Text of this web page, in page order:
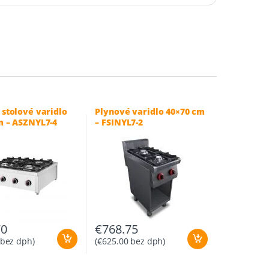
stolové varidlo
– ASZNYL7-4
dph)
Plynové varidlo 40×70 cm
– FSINYL7-2
€768.75
(€625.00bez dph)